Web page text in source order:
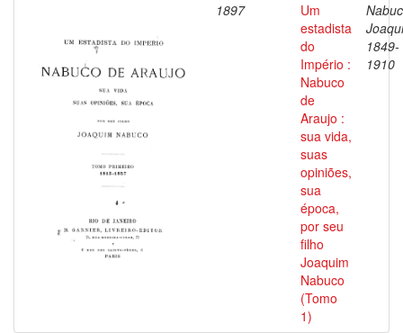
1897
Um
estadista
do
Império :
Nabuco
de
Araujo :
sua vida,
suas
opiniões,
sua
época,
por seu
filho
Joaquim
Nabuco
(Tomo
1)
1849-
1910